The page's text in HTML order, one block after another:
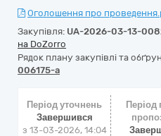
Оголошення про
Закупівля: UA-2026-03-13-
на DoZorro
Рядок плану закупівлі та
006175-a
Період уточнень
Завершився
з 13-03-2026, 14:04
Період